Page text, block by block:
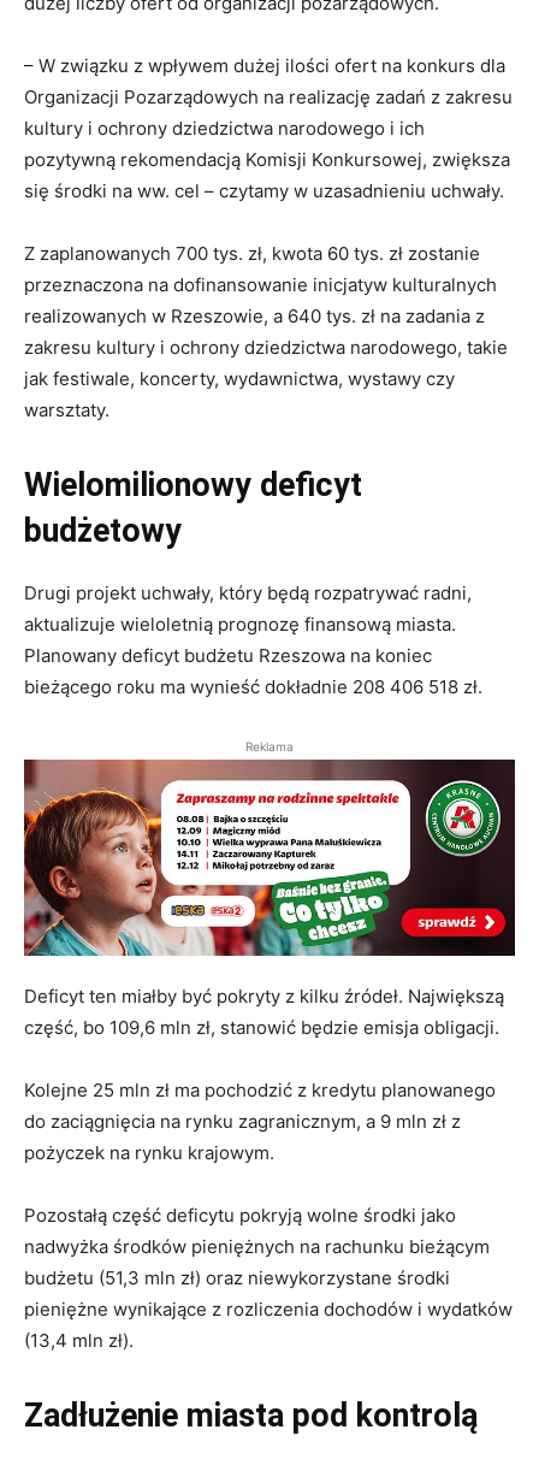
– W związku z wpływem dużej ilości ofert na konkurs dla
Organizacji Pozarządowych na realizację zadań z zakresu
kultury i ochrony dziedzictwa narodowego i ich
pozytywną rekomendacją Komisji Konkursowej, zwiększa
się środki na ww. cel – czytamy w uzasadnieniu uchwały.
Z zaplanowanych 700 tys. zł, kwota 60 tys. zł zostanie
przeznaczona na dofinansowanie inicjatyw kulturalnych
realizowanych w Rzeszowie, a 640 tys. zł na zadania z
zakresu kultury i ochrony dziedzictwa narodowego, takie
jak festiwale, koncerty, wydawnictwa, wystawy czy
warsztaty.
Wielomilionowy deficyt
budżetowy
Drugi projekt uchwały, który będą rozpatrywać radni,
aktualizuje wieloletnią prognozę finansową miasta.
Planowany deficyt budżetu Rzeszowa na koniec
bieżącego roku ma wynieść dokładnie 208 406 518 zł.
Reklama
Deficyt ten miałby być pokryty z kilku źródeł. Największą
część, bo 109,6 mln zł, stanowić będzie emisja obligacji.
Kolejne 25 mln zł ma pochodzić z kredytu planowanego
do zaciągnięcia na rynku zagranicznym, a 9 mln zł z
pożyczek na rynku krajowym.
Pozostałą część deficytu pokryją wolne środki jako
nadwyżka środków pieniężnych na rachunku bieżącym
budżetu (51,3 mln zł) oraz niewykorzystane środki
pieniężne wynikające z rozliczenia dochodów i wydatków
(13,4 mln zł).
Zadłużenie miasta pod kontrolą